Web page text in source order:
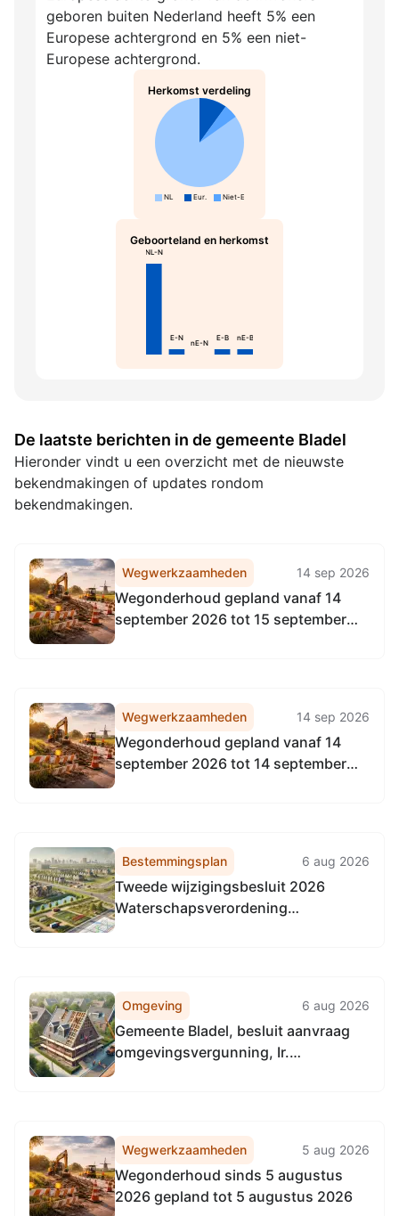
geboren buiten Nederland heeft 5% een
Europese achtergrond en 5% een niet-
Europese achtergrond.
Herkomst verdeling
NL Eur. Niet-Eur.
Geboorteland en herkomst
NL-N
E-N
nE-N
E-B nE-B
De laatste berichten in de gemeente Bladel
Hieronder vindt u een overzicht met de nieuwste
bekendmakingen of updates rondom
bekendmakingen.
Wegwerkzaamheden 14 sep 2026
Wegonderhoud gepland vanaf 14
september 2026 tot 15 september
Wegwerkzaamheden 14 sep 2026
Wegonderhoud gepland vanaf 14
september 2026 tot 14 september
Bestemmingsplan 6 aug 2026
Tweede wijzigingsbesluit 2026
Waterschapsverordening
Omgeving 6 aug 2026
Gemeente Bladel, besluit aanvraag
omgevingsvergunning, Ir.
Wegwerkzaamheden 5 aug 2026
Wegonderhoud sinds 5 augustus
2026 gepland tot 5 augustus 2026